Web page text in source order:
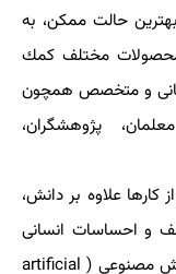
حالت ممكن، به
محصولات مختلف كمك
و متخصص همچون
پژوهشگران،
علاوه بر دانش،
و احساسات انسانی
هم هست كه این كار از توانایی و عهده هوش مصنوعی ( artificial